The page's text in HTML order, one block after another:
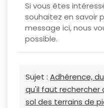
Si vous êtes
souhaitez en savoir
message ici, nous
possible.
Sujet : Adhérence,
qu'il faut rechercher
sol des terrains de